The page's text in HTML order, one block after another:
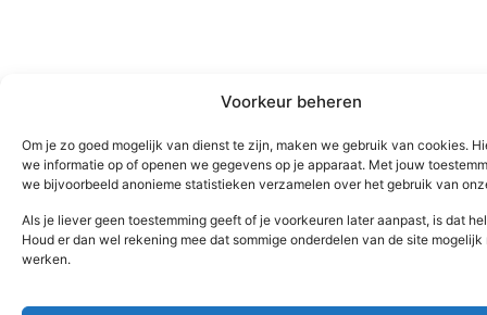
Voorkeur beheren
Om je zo goed mogelijk van dienst te zijn, maken we gebruik van cookies.
we informatie op of openen we gegevens op je apparaat. Met jouw
we bijvoorbeeld anonieme statistieken verzamelen over het gebruik van
Als je liever geen toestemming geeft of je voorkeuren later aanpast, is dat
Houd er dan wel rekening mee dat sommige onderdelen van de site mogelijk
werken.